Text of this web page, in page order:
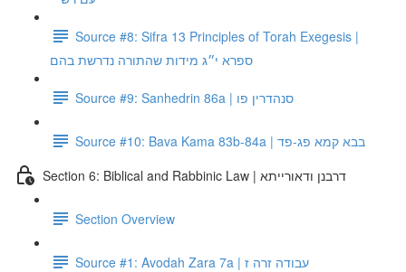
Source #8: Sifra 13 Principles of Torah Exegesis |
ספרא י״ג מידות שהתורה נדרשת בהם
Source #9: Sanhedrin 86a | סנהדרין פו
Source #10: Bava Kama 83b-84a | בבא קמא פג-פד
Section 6: Biblical and Rabbinic Law | דרבנן ודאורייתא
Section Overview
Source #1: Avodah Zara 7a | עבודה זרה ז